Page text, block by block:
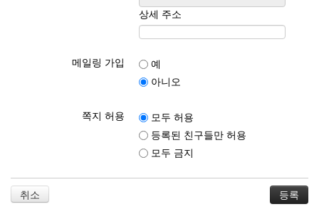
상세 주소
메일링 가입
예
아니오
쪽지 허용
모두 허용
등록된 친구들만 허용
모두 금지
취소